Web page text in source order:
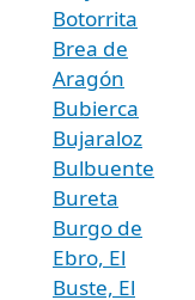
Botorrita
Brea de
Aragón
Bubierca
Bujaraloz
Bulbuente
Bureta
Burgo de
Ebro, El
Buste, El